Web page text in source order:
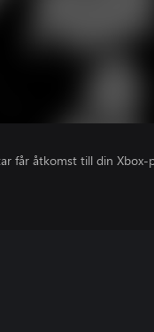
får åtkomst till din